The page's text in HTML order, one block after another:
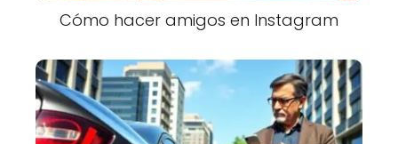
Cómo hacer amigos en Instagram